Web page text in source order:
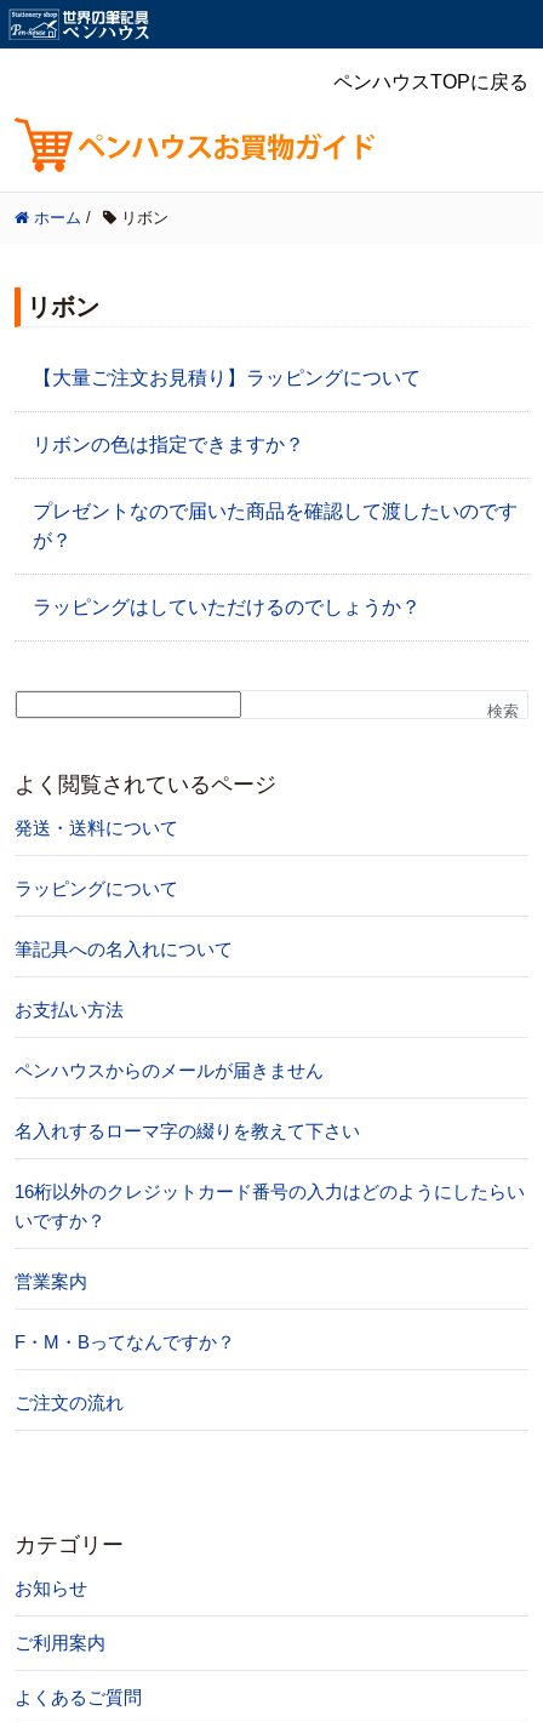
ペンハウスTOPに戻る
ホーム / リボン
リボン
【大量ご注文お見積り】ラッピングについて
リボンの色は指定できますか？
プレゼントなので届いた商品を確認して渡したいのです
が？
ラッピングはしていただけるのでしょうか？
検索
よく閲覧されているページ
発送・送料について
ラッピングについて
筆記具への名入れについて
お支払い方法
ペンハウスからのメールが届きません
名入れするローマ字の綴りを教えて下さい
16桁以外のクレジットカード番号の入力はどのようにしたらい
いですか？
営業案内
F・M・Bってなんですか？
ご注文の流れ
カテゴリー
お知らせ
ご利用案内
よくあるご質問